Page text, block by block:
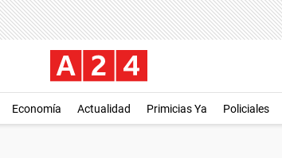
Economía Actualidad Primicias Ya Policiales